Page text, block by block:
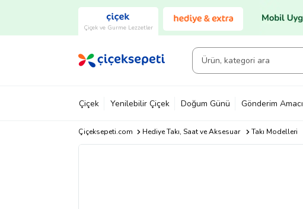
Çiçek ve Gurme Lezzetler
Çiçek Yenilebilir Çiçek Doğum Günü Gönderim Amacı
Çiçeksepeti.com Hediye Takı, Saat ve Aksesuar Takı Modelleri